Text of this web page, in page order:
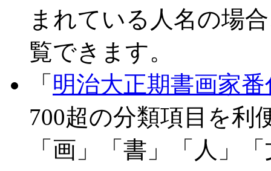
まれている人名の場
覧できます。
「 明治大正期書画家
700超の分類項目を利
「画」「書」「人」